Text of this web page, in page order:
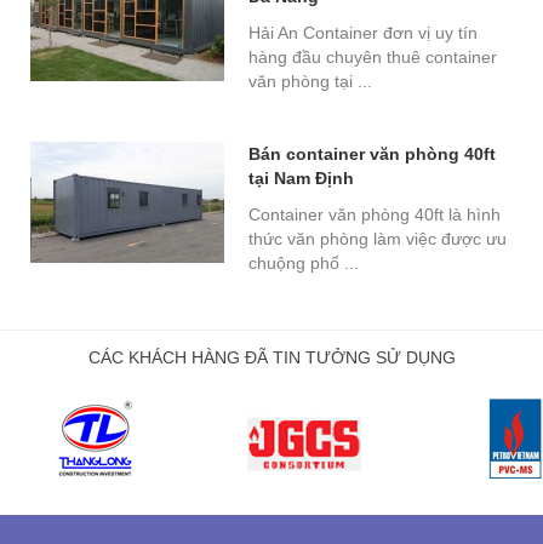
Hải An Container đơn vị uy tín
hàng đầu chuyên thuê container
văn phòng tại ...
Bán container văn phòng 40ft
tại Nam Định
Container văn phòng 40ft là hình
thức văn phòng làm việc được ưu
chuộng phổ ...
CÁC KHÁCH HÀNG ĐÃ TIN TƯỞNG SỬ DỤNG